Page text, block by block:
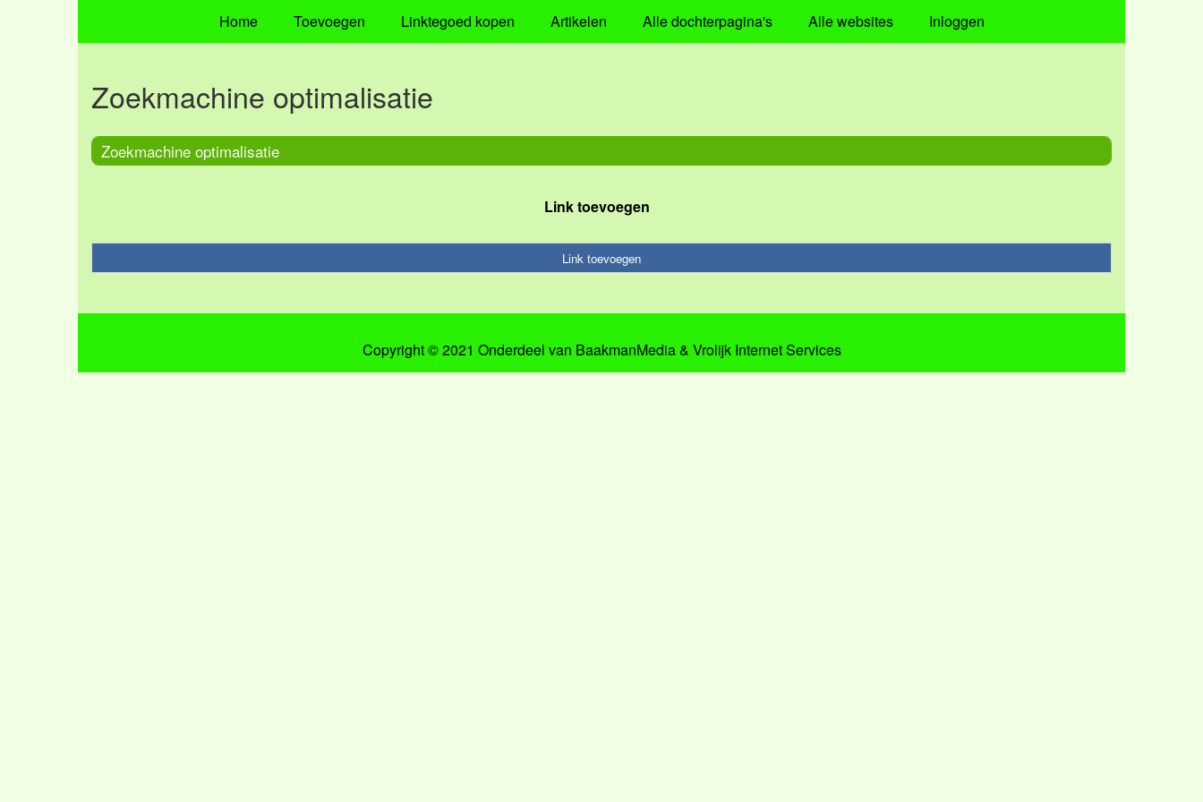
Home Toevoegen Linktegoed kopen Artikelen Alle dochterpagina's Alle websites Inloggen
Zoekmachine optimalisatie
Zoekmachine optimalisatie
Link toevoegen
Link toevoegen
Copyright © 2021 Onderdeel van BaakmanMedia& Vrolijk Internet Services